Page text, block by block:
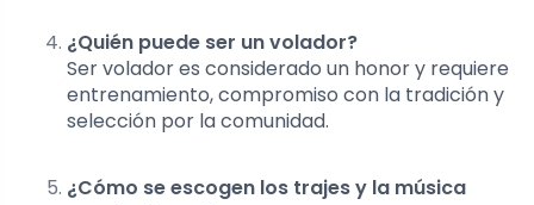
¿Quién puede ser un volador?
Ser volador es considerado un honor y requiere
entrenamiento, compromiso con la tradición y
selección por la comunidad.
¿Cómo se escogen los trajes y la música